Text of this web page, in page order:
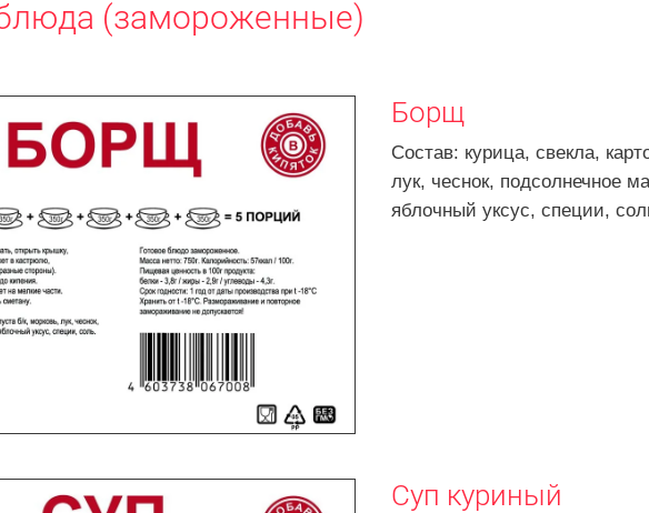
(замороженные)
Борщ
Состав: курица, свекла,
лук, чеснок, подсолнечное
яблочный уксус, специи,
Суп куриный